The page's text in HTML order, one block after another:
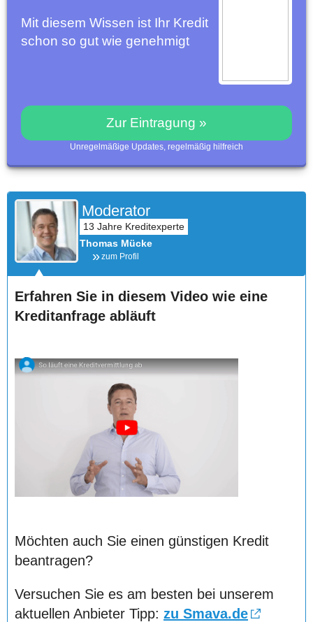
Mit diesem Wissen ist Ihr Kredit
schon so gut wie genehmigt
Zur Eintragung »
Unregelmäßige Updates, regelmäßig hilfreich
Moderator
Thomas Mücke
zum Profil
Erfahren Sie in diesem Video wie eine
Kreditanfrage abläuft
Möchten auch Sie einen günstigen Kredit
beantragen?
Versuchen Sie es am besten bei unserem
aktuellen Anbieter Tipp: zu Smava.de